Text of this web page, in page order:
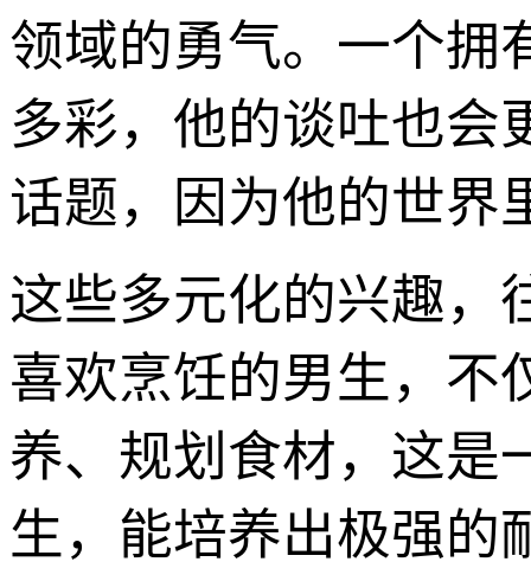
领域的勇气。一个拥
多彩，他的谈吐也会
话题，因为他的世界
这些多元化的兴趣，
喜欢烹饪的男生，不
养、规划食材，这是
生，能培养出极强的